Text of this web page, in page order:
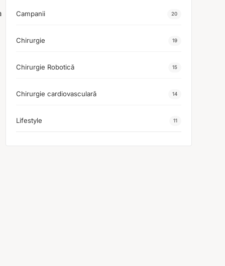
Campanii 20
Chirurgie 19
Chirurgie Robotică 15
Chirurgie cardiovasculară 14
Lifestyle 11